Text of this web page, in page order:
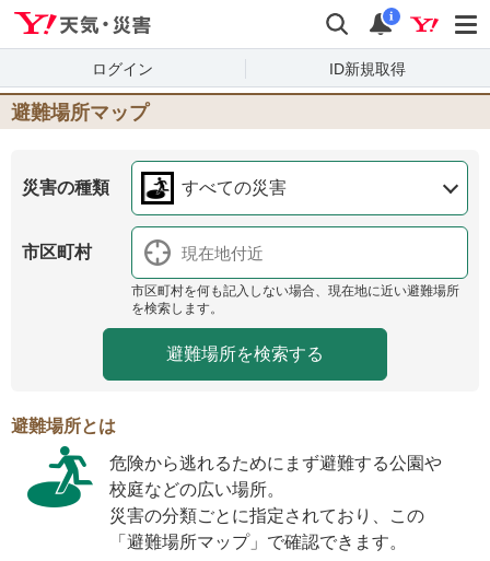
検索 通知
i
ログイン ID新規取得
避難場所マップ
災害の種類 すべての災害
市区町村
市区町村を何も記入しない場合、現在地に近い避難場所
を検索します。
避難場所とは
危険から逃れるためにまず避難する公園や
校庭などの広い場所。
災害の分類ごとに指定されており、この
「避難場所マップ」で確認できます。